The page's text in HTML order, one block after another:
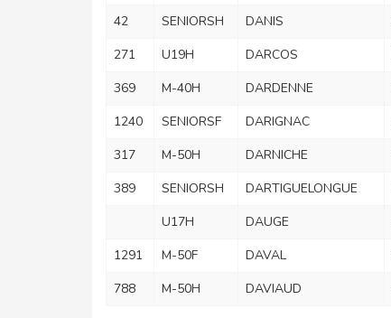
42 SENIORSH DANIS
271 U19H DARCOS
369 M-40H DARDENNE
1240 SENIORSF DARIGNAC
317 M-50H DARNICHE
389 SENIORSH DARTIGUELONGUE
U17H DAUGE
1291 M-50F DAVAL
788 M-50H DAVIAUD